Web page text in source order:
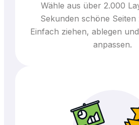
Wähle aus über 2.000
Sekunden schöne Seiten
Einfach ziehen, ablegen
anpassen.